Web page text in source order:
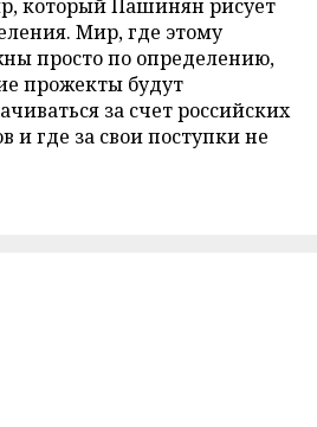
который Пашинян рисует
Мир, где этому
просто по определению,
прожекты будут
за счет российских
и где за свои поступки не